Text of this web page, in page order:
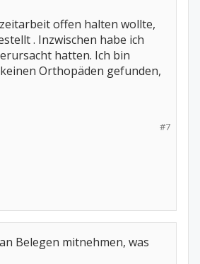
offen halten wollte,
. Inzwischen habe ich
hatten. Ich bin
Orthopäden gefunden,
#7
Belegen mitnehmen, was